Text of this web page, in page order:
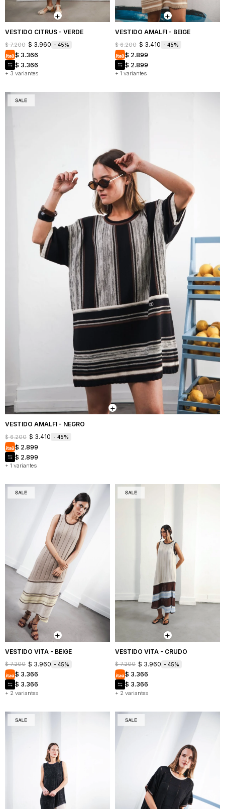
VESTIDO CITRUS - VERDE
+ 3 variantes
$ 7.200 $ 3.960 45
$ 3.366
$ 3.366
VESTIDO AMALFI - BEIGE
+ 1 variantes
$ 6.200 $ 3.410 45
$ 2.899
$ 2.899
VESTIDO AMALFI - NEGRO
+ 1 variantes
$ 6.200 $ 3.410 45
$ 2.899
$ 2.899
VESTIDO VITA - BEIGE
+ 2 variantes
$ 7.200 $ 3.960 45
$ 3.366
$ 3.366
VESTIDO VITA - CRUDO
+ 2 variantes
$ 7.200 $ 3.960 45
$ 3.366
$ 3.366